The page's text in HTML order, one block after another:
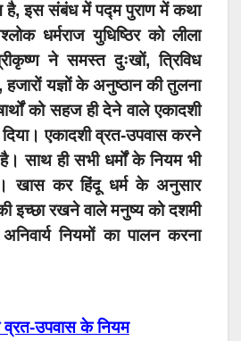
है, इस संबंध में पद्म पुराण में कथा
धर्मराज युधिष्ठिर को लीला
ने समस्त दुःखों, त्रिविध
हजारों यज्ञों के अनुष्ठान की तुलना
को सहज ही देने वाले एकादशी
एकादशी व्रत-उपवास करने
साथ ही सभी धर्मों के नियम भी
खास कर हिंदू धर्म के अनुसार
इच्छा रखने वाले मनुष्य को दशमी
नियमों का पालन करना
व्रत-उपवास के नियम